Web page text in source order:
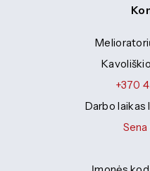
+370
Darbo laikas